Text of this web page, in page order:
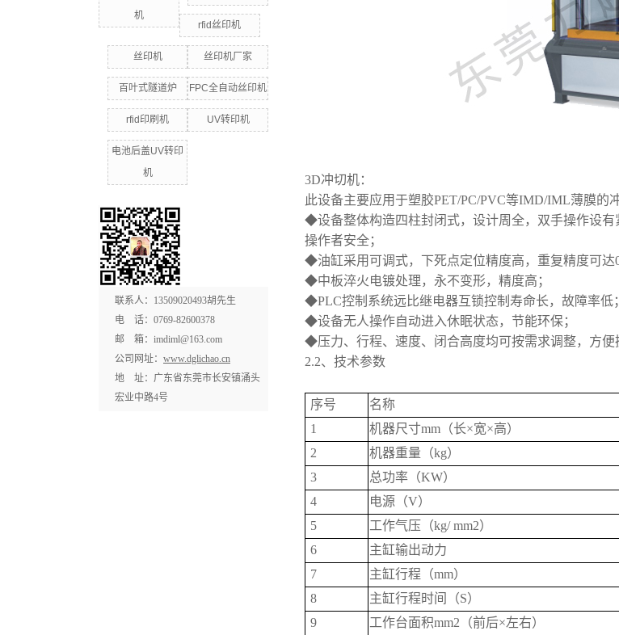
机
rfid丝印机
丝印机 丝印机厂家
百叶式隧道炉 FPC全自动丝印机
rfid印刷机 UV转印机
电池后盖UV转印
机
联系人：13509020493胡先生
电 话：0769-82600378
邮 箱：imdiml@163.com
公司网址： www.dglichao.cn
地 址：广东省东莞市长安镇涌头
宏业中路4号
3D冲切机：
此设备主要应用于塑胶PET/PC/PVC等IMD/IML薄膜的冲
◆设备整体构造四柱封闭式，设计周全，双手操作设
操作者安全；
◆油缸采用可调式，下死点定位精度高，重复精度可达
◆中板淬火电镀处理，永不变形，精度高；
◆PLC控制系统远比继电器互锁控制寿命长，故障率低；
◆设备无人操作自动进入休眠状态，节能环保；
◆压力、行程、速度、闭合高度均可按需求调整，方便
2.2、技术参数
序号 名称
1
机器尺寸mm（长×宽×高）
2
机器重量（kg）
3
总功率（KW）
4
电源（V）
5
工作气压（kg/ mm2）
6
主缸输出动力
7
主缸行程（mm）
8
主缸行程时间（S）
9
工作台面积mm2（前后×左右）